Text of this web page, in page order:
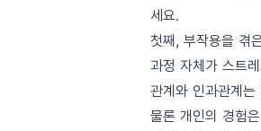
세요.
첫째, 부작용을 겪
과정 자체가 스트
관계와 인과관계
물론 개인의 경험